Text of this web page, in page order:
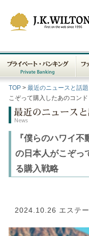
プライベート・バンキン
グ Private Banking
フ
ィ
TOP > 最近のニュースと話題
こぞって購入したあのコン
『僕らのハワイ
の日本人がこぞっ
る購入戦略
2024.10.26 エステ